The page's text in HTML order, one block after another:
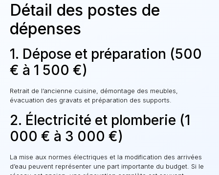
Détail des postes de
dépenses
1. Dépose et préparation (500
€ à 1 500 €)
Retrait de l’ancienne cuisine, démontage des meubles,
évacuation des gravats et préparation des supports.
2. Électricité et plomberie (1
000 € à 3 000 €)
La mise aux normes électriques et la modification des arrivées
d’eau peuvent représenter une part importante du budget. Si le